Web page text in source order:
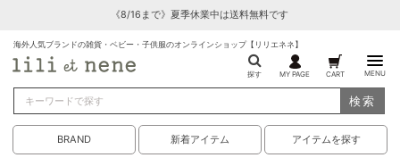
《8/16まで》夏季休業中は送料無料です
海外人気ブランドの雑貨・ベビー・子供服のオンラインショップ【リリエネネ】
探す MY PAGE CART MENU
検索
BRAND 新着アイテム アイテムを探す